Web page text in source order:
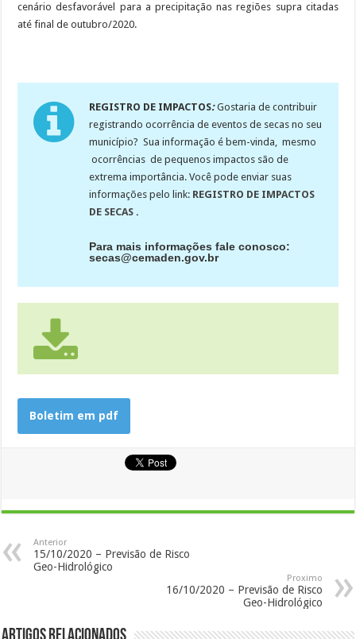
cenário desfavorável para a precipitação nas regiões supra citadas
até final de outubro/2020.
REGISTRO DE IMPACTOS: Gostaria de contribuir
registrando ocorrência de eventos de secas no seu
município? Sua informação é bem-vinda, mesmo
ocorrências de pequenos impactos são de
extrema importância. Você pode enviar suas
informações pelo link: REGISTRO DE IMPACTOS
DE SECAS .
Para mais informações fale conosco:
secas@cemaden.gov.br
Boletim em pdf
Anterior
15/10/2020 – Previsão de Risco
Geo-Hidrológico
Proximo
16/10/2020 – Previsão de Risco
Geo-Hidrológico